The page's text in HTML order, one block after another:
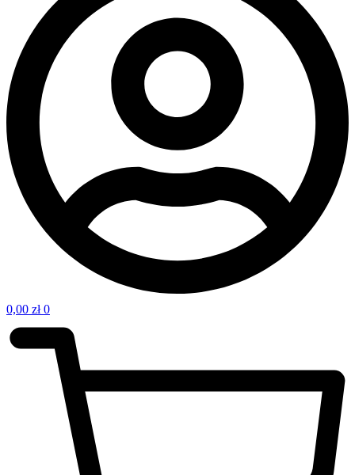
0,00 zł 0